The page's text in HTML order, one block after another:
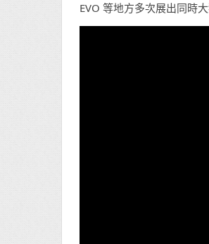
EVO 等地方多次展出同時